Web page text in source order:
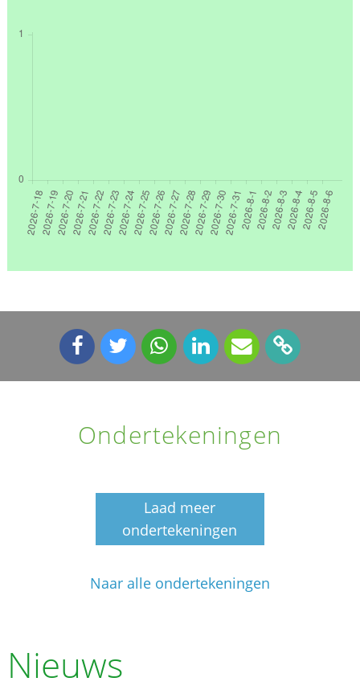
Ondertekeningen
Laad meer
ondertekeningen
Naar alle ondertekeningen
Nieuws